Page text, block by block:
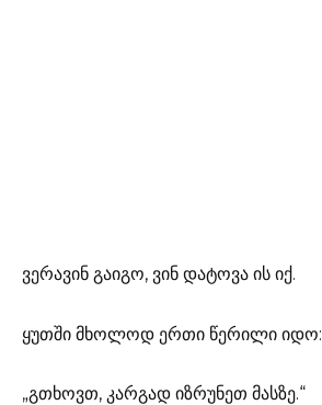
ვერავინ გაიგო, ვინ დატოვა ის იქ.
ყუთში მხოლოდ ერთი წერილი იდო:
„გთხოვთ, კარგად იზრუნეთ მასზე.“